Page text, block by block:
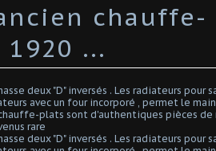
chauffe-
...